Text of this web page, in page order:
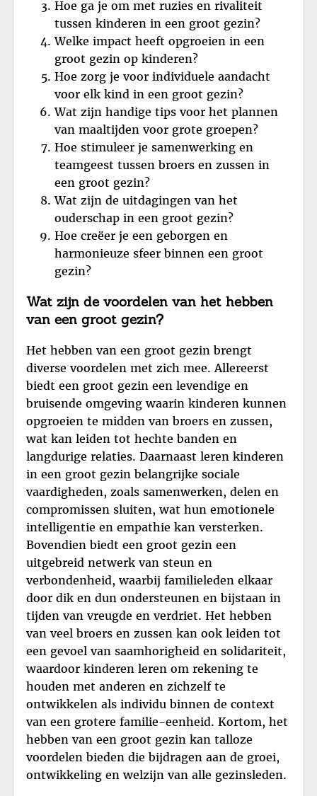
Hoe ga je om met ruzies en rivaliteit
tussen kinderen in een groot gezin?
Welke impact heeft opgroeien in een
groot gezin op kinderen?
Hoe zorg je voor individuele aandacht
voor elk kind in een groot gezin?
Wat zijn handige tips voor het plannen
van maaltijden voor grote groepen?
Hoe stimuleer je samenwerking en
teamgeest tussen broers en zussen in
een groot gezin?
Wat zijn de uitdagingen van het
ouderschap in een groot gezin?
Hoe creëer je een geborgen en
harmonieuze sfeer binnen een groot
gezin?
Wat zijn de voordelen van het hebben
van een groot gezin?
Het hebben van een groot gezin brengt
diverse voordelen met zich mee. Allereerst
biedt een groot gezin een levendige en
bruisende omgeving waarin kinderen kunnen
opgroeien te midden van broers en zussen,
wat kan leiden tot hechte banden en
langdurige relaties. Daarnaast leren kinderen
in een groot gezin belangrijke sociale
vaardigheden, zoals samenwerken, delen en
compromissen sluiten, wat hun emotionele
intelligentie en empathie kan versterken.
Bovendien biedt een groot gezin een
uitgebreid netwerk van steun en
verbondenheid, waarbij familieleden elkaar
door dik en dun ondersteunen en bijstaan in
tijden van vreugde en verdriet. Het hebben
van veel broers en zussen kan ook leiden tot
een gevoel van saamhorigheid en solidariteit,
waardoor kinderen leren om rekening te
houden met anderen en zichzelf te
ontwikkelen als individu binnen de context
van een grotere familie-eenheid. Kortom, het
hebben van een groot gezin kan talloze
voordelen bieden die bijdragen aan de groei,
ontwikkeling en welzijn van alle gezinsleden.